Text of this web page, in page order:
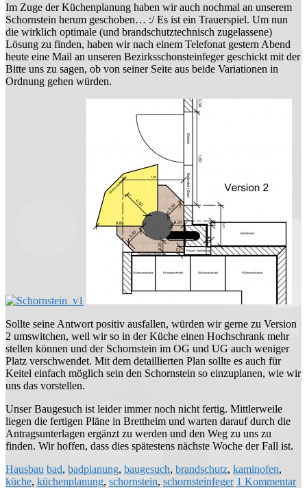
Im Zuge der Küchenplanung haben wir auch nochmal an unserem
Schornstein herum geschoben… :/ Es ist ein Trauerspiel. Um nun
die wirklich optimale (und brandschutztechnisch zugelassene)
Lösung zu finden, haben wir nach einem Telefonat gestern Abend
heute eine Mail an unseren Bezirksschonsteinfeger geschickt mit der
Bitte uns zu sagen, ob von seiner Seite aus beide Variationen in
Ordnung gehen würden.
Sollte seine Antwort positiv ausfallen, würden wir gerne zu Version
2 umswitchen, weil wir so in der Küche einen Hochschrank mehr
stellen können und der Schornstein im OG und UG auch weniger
Platz verschwendet. Mit dem detaillierten Plan sollte es auch für
Keitel einfach möglich sein den Schornstein so einzuplanen, wie wir
uns das vorstellen.
Unser Baugesuch ist leider immer noch nicht fertig. Mittlerweile
liegen die fertigen Pläne in Brettheim und warten darauf durch die
Antragsunterlagen ergänzt zu werden und den Weg zu uns zu
finden. Wir hoffen, dass dies spätestens nächste Woche der Fall ist.
Hausbau bad, badplanung, baugesuch, brandschutz, kaminofen,
küche, küchenplanung, schornstein, schornsteinfeger 1 Kommentar